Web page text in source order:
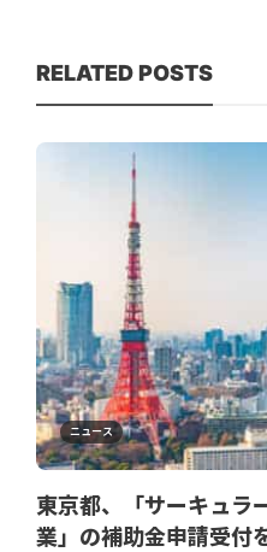
RELATED POSTS
ニュース
東京都、「サーキュラ
業」の補助金申請受付